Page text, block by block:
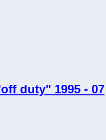
duty" 1995 - 07